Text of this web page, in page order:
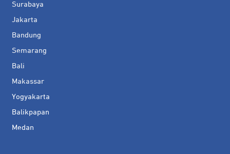
Surabaya
Jakarta
Bandung
Semarang
Bali
Makassar
Yogyakarta
Balikpapan
Medan